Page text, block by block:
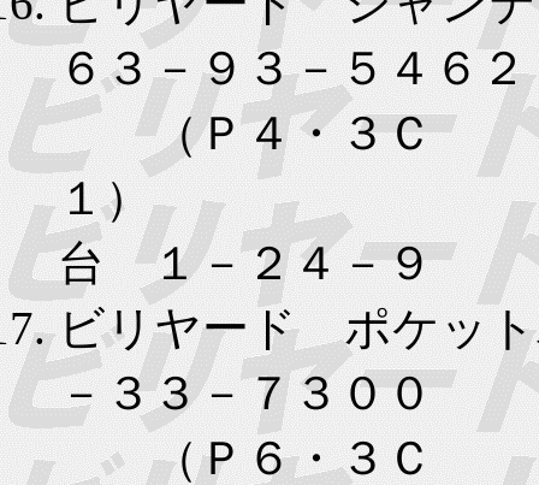
６３－９３－５４６２
（Ｐ４・３Ｃ
１）
台 １－２４－９
ビリヤード ポケッ
－３３－７３００
（Ｐ６・３Ｃ